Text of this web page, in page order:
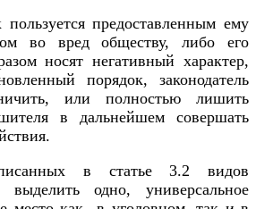
пользуется предоставленным ему
во вред обществу, либо его
носят негативный характер,
порядок, законодатель
или полностью лишить
в дальнейшем совершать
в статье 3.2 видов
одно, универсальное